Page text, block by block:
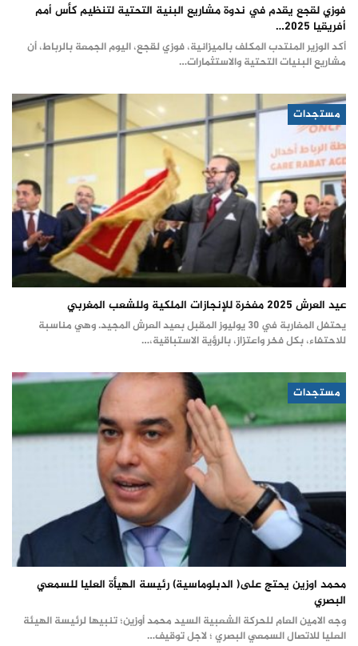
فوزي لقجع يقدم في ندوة مشاريع البنية التحتية لتنظيم كأس أمم
أفريقيا 2025…
أكد الوزير المنتدب المكلف بالميزانية، فوزي لقجع، اليوم الجمعة بالرباط، أن
مشاريع البنيات التحتية والاستثمارات…
مستجدات
عيد العرش 2025 مفخرة للإنجازات الملكية وللشعب المغربي
يحتفل المغاربة في 30 يوليوز المقبل بعيد العرش المجيد. وهي مناسبة
للاحتفاء، بكل فخر واعتزاز، بالرؤية الاستباقية،…
مستجدات
محمد اوزين يحتج على( الدبلوماسية) رئيسة الهيأة العليا للسمعي
البصري
وجه الامين العام للحركة الشعبية السيد محمد أوزين؛ تنبيها لرئيسة الهيئة
العليا للاتصال السمعي البصري ؛ لاجل توقيف…